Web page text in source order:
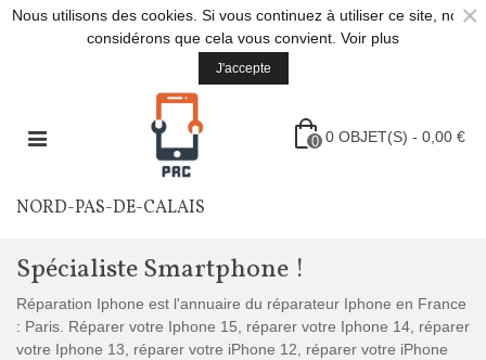
Nous utilisons des cookies. Si vous continuez à utiliser ce site, nous
considérons que cela vous convient. Voir plus
J'accepte
×
0 0 OBJET(S) - 0,00 €
NORD-PAS-DE-CALAIS
Spécialiste Smartphone !
Réparation Iphone est l'annuaire du réparateur Iphone en France
: Paris. Réparer votre Iphone 15, réparer votre Iphone 14, réparer
votre Iphone 13, réparer votre iPhone 12, réparer votre iPhone